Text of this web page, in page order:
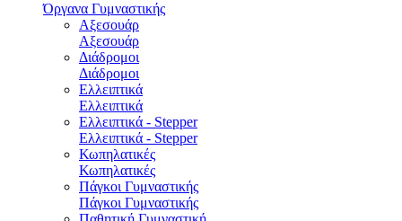
Όργανα Γυμναστικής
Αξεσουάρ
Αξεσουάρ
Διάδρομοι
Διάδρομοι
Ελλειπτικά
Ελλειπτικά
Ελλειπτικά - Stepper
Ελλειπτικά - Stepper
Κωπηλατικές
Κωπηλατικές
Πάγκοι Γυμναστικής
Πάγκοι Γυμναστικής